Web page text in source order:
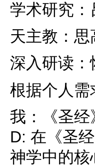
学术研究：
天主教：思
深入研读：
根据个人
我：《圣
D: 在《圣
神学中的